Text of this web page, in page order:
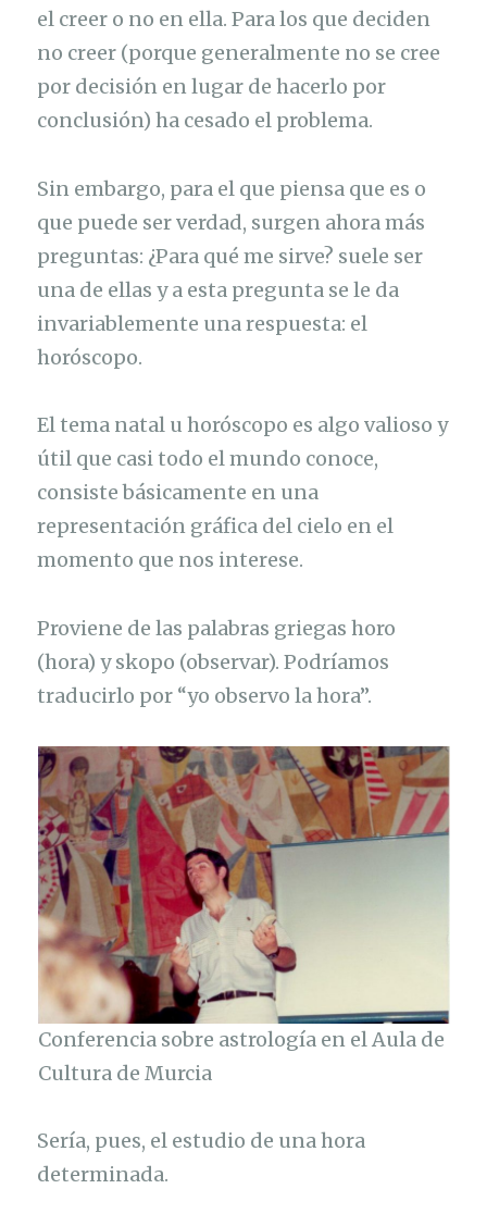
el creer o no en ella. Para los que deciden
no creer (porque generalmente no se cree
por decisión en lugar de hacerlo por
conclusión) ha cesado el problema.
Sin embargo, para el que piensa que es o
que puede ser verdad, surgen ahora más
preguntas: ¿Para qué me sirve? suele ser
una de ellas y a esta pregunta se le da
invariablemente una respuesta: el
horóscopo.
El tema natal u horóscopo es algo valioso y
útil que casi todo el mundo conoce,
consiste básicamente en una
representación gráfica del cielo en el
momento que nos interese.
Proviene de las palabras griegas horo
(hora) y skopo (observar). Podríamos
traducirlo por “yo observo la hora”.
Conferencia sobre astrología en el Aula de
Cultura de Murcia
Sería, pues, el estudio de una hora
determinada.